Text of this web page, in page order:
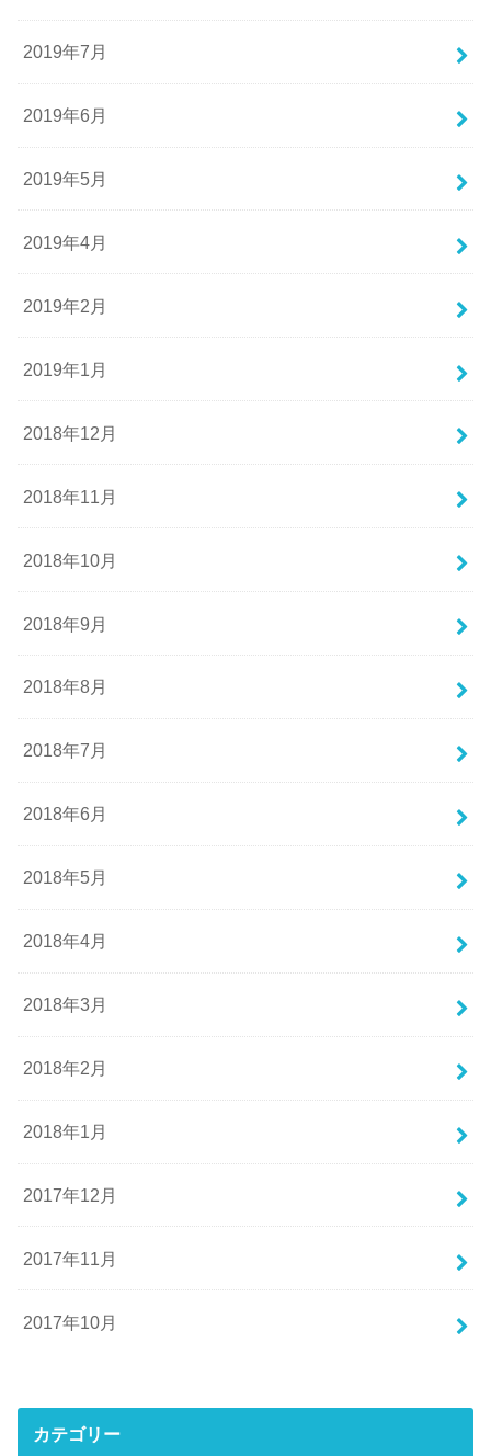
2019年7月
2019年6月
2019年5月
2019年4月
2019年2月
2019年1月
2018年12月
2018年11月
2018年10月
2018年9月
2018年8月
2018年7月
2018年6月
2018年5月
2018年4月
2018年3月
2018年2月
2018年1月
2017年12月
2017年11月
2017年10月
カテゴリー